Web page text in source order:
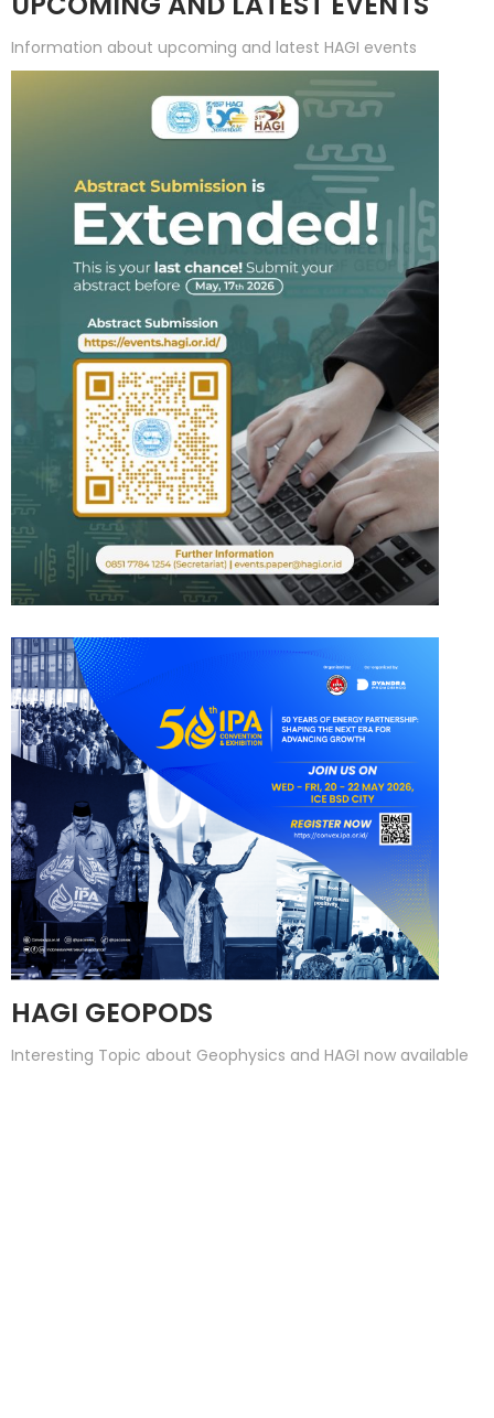
Information about upcoming and latest HAGI events
HAGI GEOPODS
Interesting Topic about Geophysics and HAGI now available